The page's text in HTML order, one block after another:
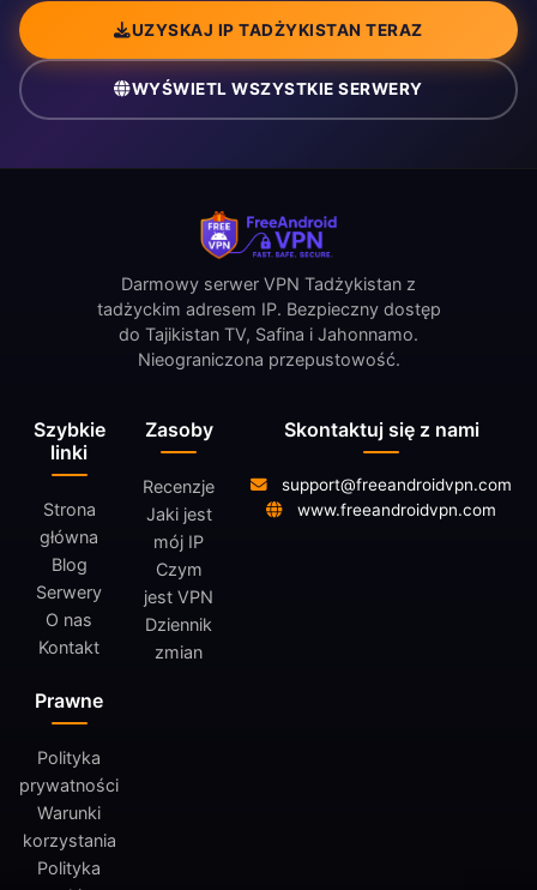
UZYSKAJ IP TADŻYKISTAN TERAZ
WYŚWIETL WSZYSTKIE SERWERY
Szybkie
linki
Strona
główna
Blog
Serwery
O nas
Kontakt
Zasoby
Recenzje
Jaki jest
mój IP
Czym
jest VPN
Dziennik
zmian
Prawne
Polityka
prywatności
Warunki
korzystania
Polityka
Darmowy serwer VPN Tadżykistan z
tadżyckim adresem IP. Bezpieczny dostęp
do Tajikistan TV, Safina i Jahonnamo.
Nieograniczona przepustowość.
Skontaktuj się z nami
support@freeandroidvpn.com
www.freeandroidvpn.com